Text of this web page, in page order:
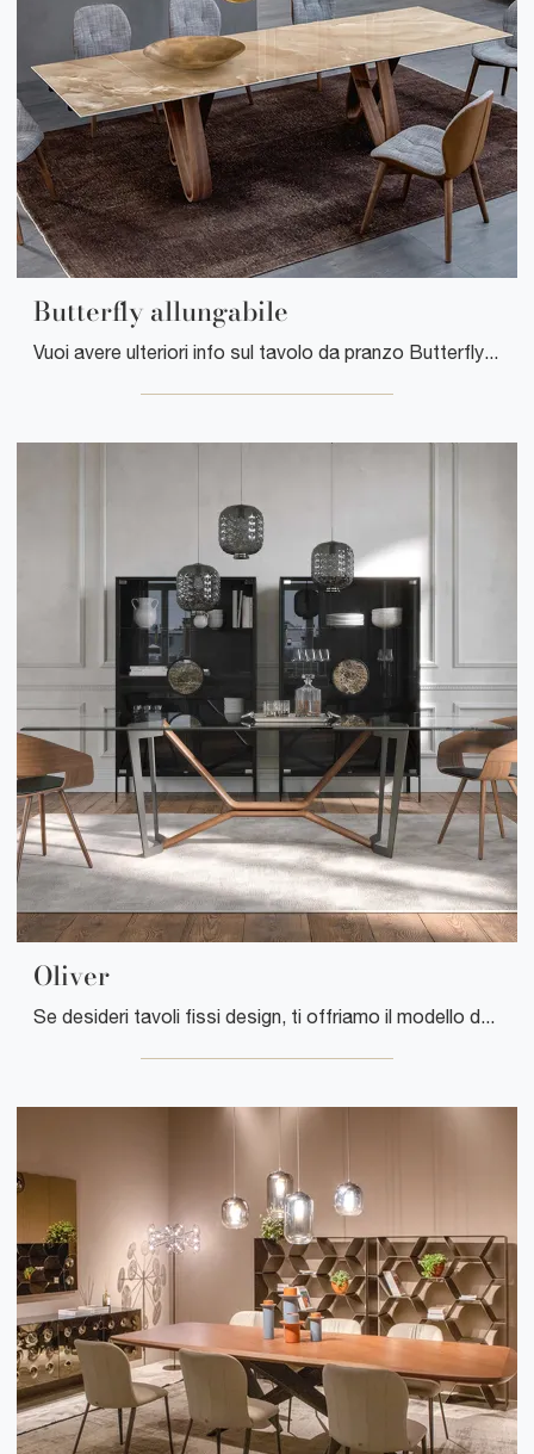
Butterfly allungabile
Vuoi avere ulteriori info sul tavolo da pranzo Butterfly allungabile di Tonin Casa? Clicca e scopri di più sui modelli allungabili del marchio.
Oliver
Se desideri tavoli fissi design, ti offriamo il modello da pranzo in vetro Oliver della marca Tonin Casa.